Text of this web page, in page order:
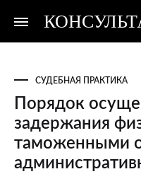
Консультация
Консультация
СУДЕБНАЯ ПРАКТИКА
Порядок
задержания
таможенными